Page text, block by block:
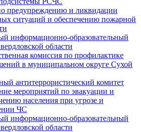
предупреждению и ликвидации
ситуаций и обеспечению пожарной
информационно-образовательный
области
комиссия по профилактике
в муниципальном округе Сухой
антитеррористический комитет
мероприятий по эвакуации и
населения при угрозе и
ЧС
информационно-образовательный
области